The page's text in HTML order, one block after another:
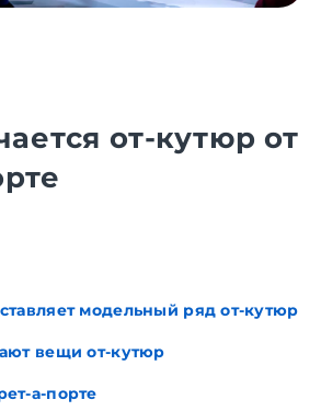
от-кутюр от
модельный ряд от-кутюр
вещи от-кутюр
а-порте